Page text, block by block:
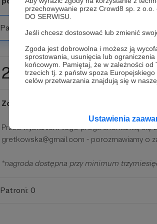
przechowywanie przez Crowd8 sp. z
DO SERWISU.
Jeśli chcesz dostosować lub zmienić
Zgoda jest dobrowolna i możesz ją
sprostowania, usunięcia lub
końcowym. Pamiętaj, że w zależności
trzecich tj. z państw spoza
celów przetwarzania znajdują się w
Ustawienia
Patroni: 14
2000 zł miesięcznie
Zostajesz właśnie moim Mecenasem!
Przed wybraniem tego progu skontaktuj się
gretkowska@gmail.com - porozmawiamy o
*nagroda dostępna przy minimum
Patroni: 0